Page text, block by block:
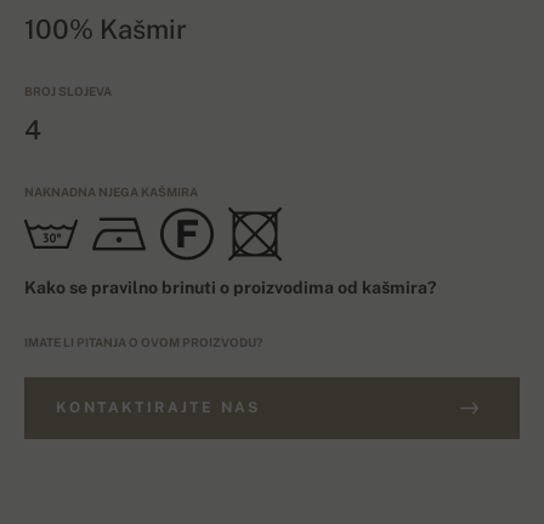
100% Kašmir
BROJ SLOJEVA
4
NAKNADNA NJEGA KAŠMIRA
Kako se pravilno brinuti o proizvodima od kašmira?
IMATE LI PITANJA O OVOM PROIZVODU?
KONTAKTIRAJTE NAS